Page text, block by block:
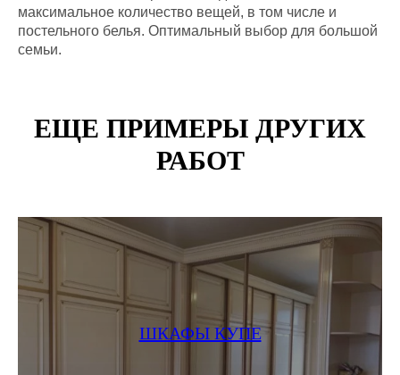
максимальное количество вещей, в том числе и
постельного белья. Оптимальный выбор для большой
семьи.
ЕЩЕ ПРИМЕРЫ ДРУГИХ
РАБОТ
ШКАФЫ КУПЕ